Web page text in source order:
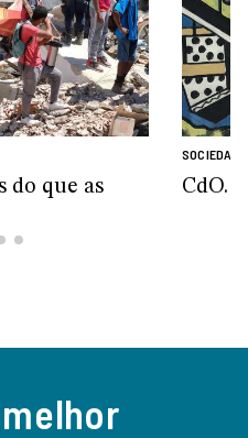
do que as
SOCIEDADE
CdO.